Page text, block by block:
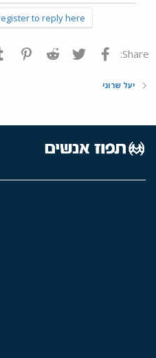
to reply here.
Share: פייסבוק Twitter
Reddit
יעל שרוני